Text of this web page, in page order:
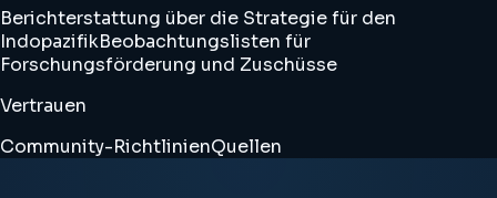
Berichterstattung über die Strategie für den
IndopazifikBeobachtungslisten für
Forschungsförderung und Zuschüsse
Vertrauen
Community-RichtlinienQuellen